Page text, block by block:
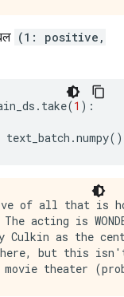
(1: positive,
. take(1 ):
text_batch .numpy
of all that is
The acting is
Culkin as the
but this